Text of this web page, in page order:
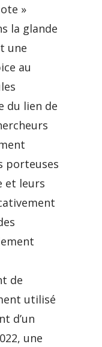
»
la glande
une
au
du lien de
porteuses
et leurs
de
utilisé
d’un
une